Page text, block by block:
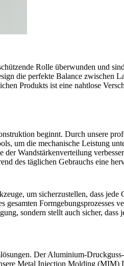
Rolle überwunden und
die perfekte Balance zwischen
Produkts ist eine nahtlose
beginnt. Durch unsere
um die mechanische Leistung
Wandstärkenverteilung
des täglichen Gebrauchs eine
um sicherzustellen, dass
Formgebungsprozesses
sondern stellt auch sicher, dass
DerAluminium-Druckguss
Metal Injection Molding (MIM)